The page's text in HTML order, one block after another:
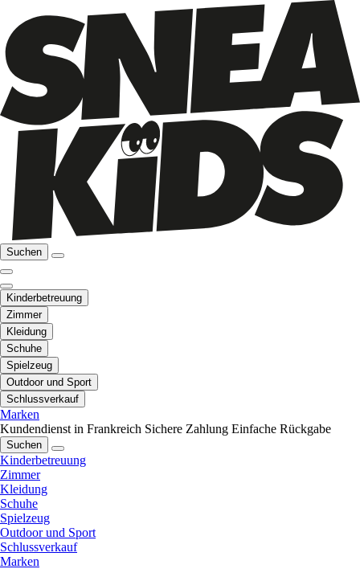
Suchen
Kinderbetreuung
Zimmer
Kleidung
Schuhe
Spielzeug
Outdoor und Sport
Schlussverkauf
Marken
Kundendienst in Frankreich Sichere Zahlung Einfache Rückgabe
Suchen
Kinderbetreuung
Zimmer
Kleidung
Schuhe
Spielzeug
Outdoor und Sport
Schlussverkauf
Marken